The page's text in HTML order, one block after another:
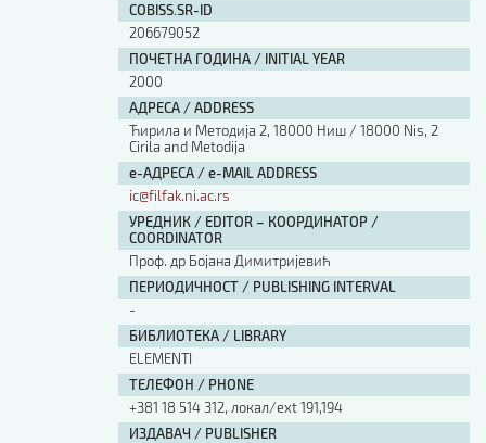
COBISS.SR-ID
206679052
ПОЧЕТНА ГОДИНА / INITIAL YEAR
2000
АДРЕСА / ADDRESS
Ћирила и Методија 2, 18000 Ниш / 18000 Nis, 2
Cirila and Metodija
е-АДРЕСА / e-MAIL ADDRESS
ic@filfak.ni.ac.rs
УРЕДНИК / EDITOR – КООРДИНАТОР /
COORDINATOR
Проф. др Бојана Димитријевић
ПЕРИОДИЧНОСТ / PUBLISHING INTERVAL
-
БИБЛИОТЕКА / LIBRARY
ЕLEMENTI
ТЕЛЕФОН / PHONE
+381 18 514 312, локал/ext 191,194
ИЗДАВАЧ / PUBLISHER